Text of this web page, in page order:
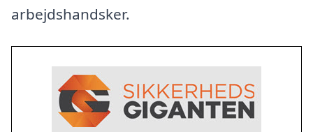
arbejdshandsker.